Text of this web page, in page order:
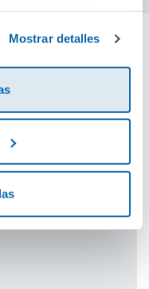
Mostrar detalles
opinión
producto!
para poder valorarlo